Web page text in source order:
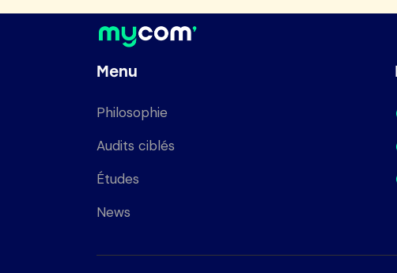
Menu
Philosophie
Audits ciblés
Études
News